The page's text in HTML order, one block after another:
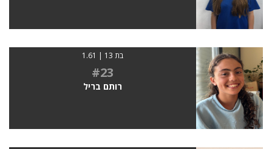
בת 13 | 1.61
#23
רותם בריל